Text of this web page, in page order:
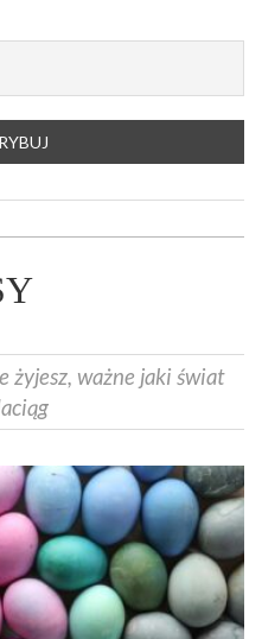
żyjesz, ważne jaki świat